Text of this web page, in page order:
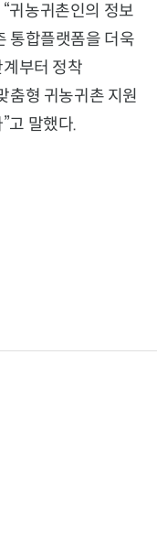
귀농귀촌인의 정보
통합플랫폼을 더욱
부터 정착
춤형 귀농귀촌 지원
고 말했다.